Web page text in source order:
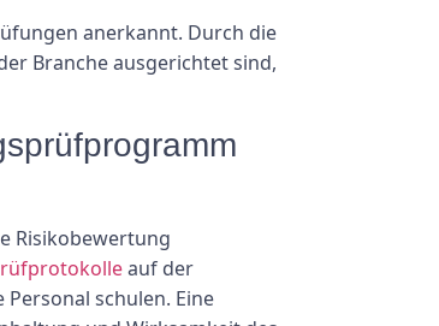
anerkannt. Durch die
Branche ausgerichtet sind,
Risikobewertung
auf der
schulen. Eine